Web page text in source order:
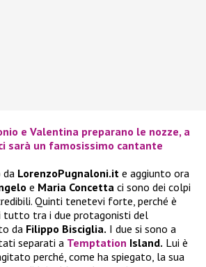
e Valentina preparano le nozze, a
sarà un famosissimo cantante
da LorenzoPugnaloni.it e aggiunto ora
e Maria Concetta ci sono dei colpi
Quinti tenetevi forte, perché è
tutto tra i due protagonisti del
da Filippo Bisciglia. I due si sono a
separati a Temptation Island. Lui è
perché, come ha spiegato, la sua